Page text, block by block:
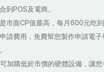
到POS及電商。
市面CP值最高，每月600元吃
請費用，免費幫您製作申請電
加購低於市價的硬體設備，讓您